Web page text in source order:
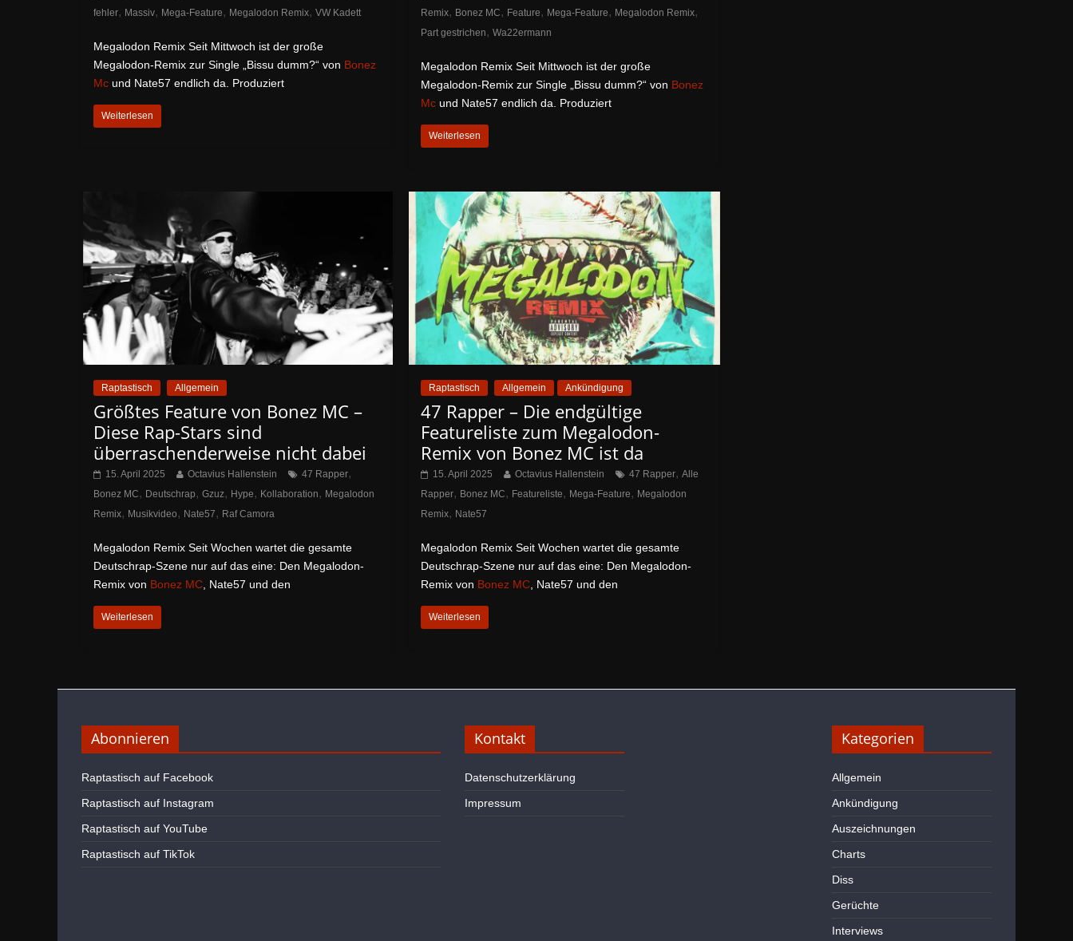
fehler, Massiv, Mega-Feature, Megalodon Remix, VW Kadett
Megalodon Remix Seit Mittwoch ist der große
Megalodon-Remix zur Single „Bissu dumm?“ von Bonez
Mc und Nate57 endlich da. Produziert
Weiterlesen
Remix, Bonez MC, Feature, Mega-Feature, Megalodon Remix,
Part gestrichen,Wa22ermann
Megalodon Remix Seit Mittwoch ist der große
Megalodon-Remix zur Single „Bissu dumm?“ von Bonez
Mc und Nate57 endlich da. Produziert
Weiterlesen
Raptastisch Allgemein
Größtes Feature von Bonez MC –
Diese Rap-Stars sind
überraschenderweise nicht dabei
15. April 2025 Octavius Hallenstein 47 Rapper,
Bonez MC, Deutschrap, Gzuz, Hype, Kollaboration, Megalodon
Remix, Musikvideo, Nate57, Raf Camora
Megalodon Remix Seit Wochen wartet die gesamte
Deutschrap-Szene nur auf das eine: Den Megalodon-
Remix von Bonez MC , Nate57 und den
Weiterlesen
Raptastisch Allgemein Ankündigung
47 Rapper – Die endgültige
Featureliste zum Megalodon-
Remix von Bonez MC ist da
15. April 2025 Octavius Hallenstein 47 Rapper,Alle
Rapper, Bonez MC, Featureliste, Mega-Feature, Megalodon
Remix, Nate57
Megalodon Remix Seit Wochen wartet die gesamte
Deutschrap-Szene nur auf das eine: Den Megalodon-
Remix von Bonez MC , Nate57 und den
Weiterlesen
Abonnieren
Raptastisch auf Facebook
Raptastisch auf Instagram
Raptastisch auf YouTube
Raptastisch auf TikTok
Kontakt
Datenschutzerklärung
Impressum
Kategorien
Allgemein
Ankündigung
Auszeichnungen
Charts
Diss
Gerüchte
Interviews